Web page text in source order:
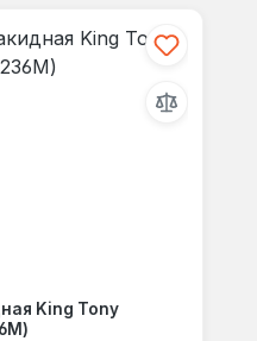
King Tony